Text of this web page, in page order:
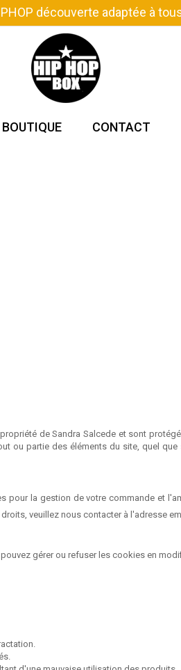
découverte adaptée à
BOUTIQUE CONTACT
de Sandra Salcede et sont
ou partie des éléments du site, quel
pour la gestion de votre commande et
veuillez nous contacter à l'adresse
gérer ou refuser les cookies en